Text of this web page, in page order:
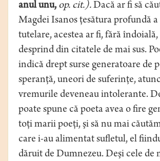
anul unu, op. cit.).Dacă ar fi să
Magdei Isanos ţesătura profundă
tutelare, acestea ar fi, fără îndoială,
desprind din citatele de mai sus.
indică drept surse generatoare de
speranţă, uneori de suferinţe,
vremurile deveneau intolerante.
poate spune că poeta avea o fire
toţi marii poeţi, şi să nu mai
care i-au alimentat sufletul, el
dăruit de Dumnezeu. Deşi cele de